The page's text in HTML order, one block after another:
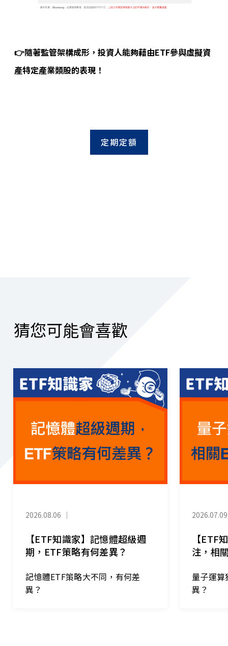
👉隨著監管架構成形，投資人能夠藉由ETF參與虛擬資
產特定產業類股的表現！
定期定額
猜您可能會喜歡
2026.08.06 ｜
【ETF知識家】記憶體超級週
期，ETF策略有何差異？
記憶體ETF策略大不同，有何差
異？
2026.07.09
【ETF
注，相
量子運
異？